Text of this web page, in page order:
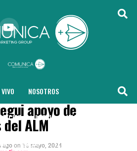
VIVO NOSOTROS
LOCAL NACIONAL
SALUD TENDENCIAS
2024
apoyo de
ALM
ago on 16 mayo, 2024